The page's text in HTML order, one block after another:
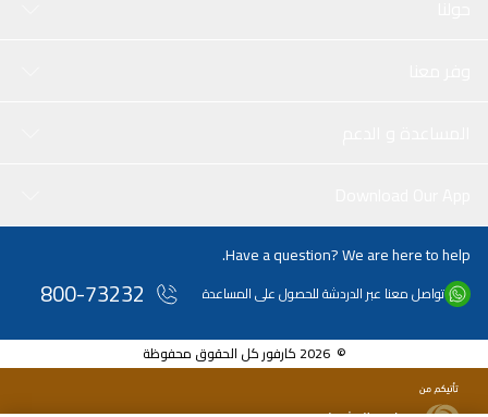
Have a question? We are here to help.
تواصل معنا عبر الدردشة للحصول على المساعدة 800-73232
© 2026 كارفور كل الحقوق محفوظة